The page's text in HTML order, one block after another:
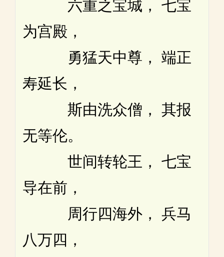
六重之宝城， 七宝
为宫殿，
勇猛天中尊， 端正
寿延长，
斯由洗众僧， 其报
无等伦。
世间转轮王， 七宝
导在前，
周行四海外， 兵马
八万四，